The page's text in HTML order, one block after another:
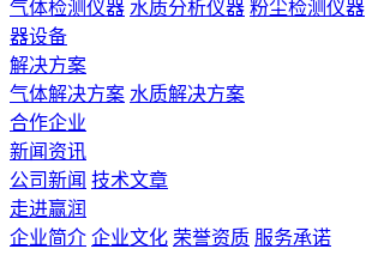
气体检测仪器 水质分析仪器 粉尘检测仪器
器设备
解决方案
气体解决方案 水质解决方案
合作企业
新闻资讯
公司新闻 技术文章
走进赢润
企业简介 企业文化 荣誉资质 服务承诺